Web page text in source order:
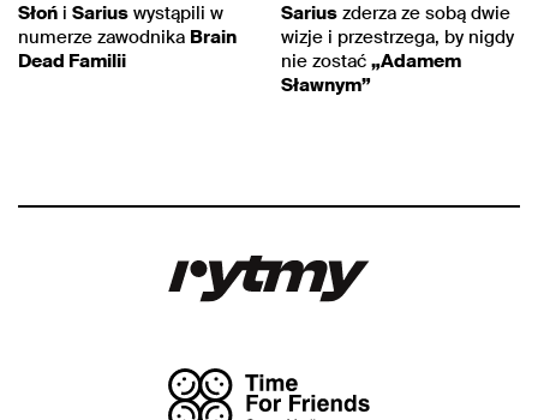
Słoń i Sarius wystąpili w
numerze zawodnika Brain
Dead Familii
Sarius zderza ze sobą dwie
wizje i przestrzega, by nigdy
nie zostać „Adamem
Sławnym”